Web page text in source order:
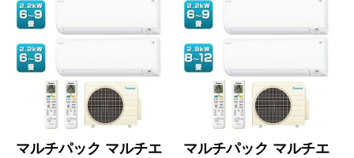
マルチパック マルチエ
マルチパック マルチエ